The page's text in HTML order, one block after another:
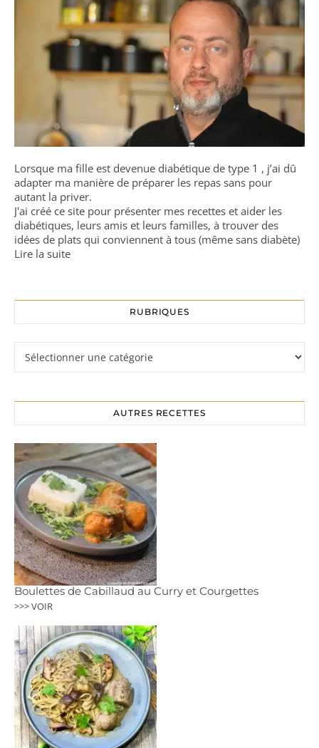
Lorsque ma fille est devenue diabétique de type 1 , j’ai dû
adapter ma manière de préparer les repas sans pour
autant la priver.
J'ai créé ce site pour présenter mes recettes et aider les
diabétiques, leurs amis et leurs familles, à trouver des
idées de plats qui conviennent à tous (même sans diabète)
Lire la suite
RUBRIQUES
AUTRES RECETTES
Boulettes de Cabillaud au Curry et Courgettes
>>> VOIR